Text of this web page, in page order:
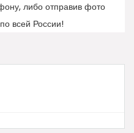
либо отправив фото
всей России!